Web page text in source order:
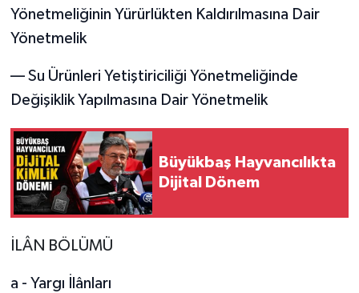
Yönetmeliğinin Yürürlükten Kaldırılmasına Dair
Yönetmelik
–– Su Ürünleri Yetiştiriciliği Yönetmeliğinde
Değişiklik Yapılmasına Dair Yönetmelik
Büyükbaş Hayvancılıkta
Dijital Dönem
İLÂN BÖLÜMÜ
a - Yargı İlânları